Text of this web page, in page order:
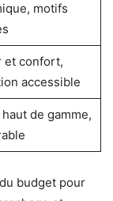
motifs
et confort,
accessible
de gamme,
du budget pour